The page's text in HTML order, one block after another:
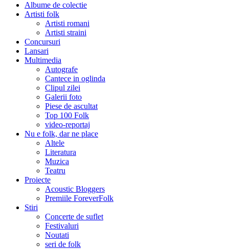
Albume de colectie
Artisti folk
Artisti romani
Artisti straini
Concursuri
Lansari
Multimedia
Autografe
Cantece in oglinda
Clipul zilei
Galerii foto
Piese de ascultat
Top 100 Folk
video-reportaj
Nu e folk, dar ne place
Altele
Literatura
Muzica
Teatru
Proiecte
Acoustic Bloggers
Premiile ForeverFolk
Stiri
Concerte de suflet
Festivaluri
Noutati
seri de folk